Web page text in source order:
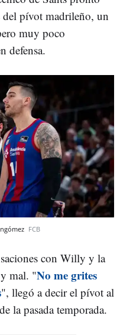
del pívot madrileño, un
muy poco
defensa.
FCB
con Willy y la
mal. "No me grites
", llegó a decir el pívot al
la pasada temporada.